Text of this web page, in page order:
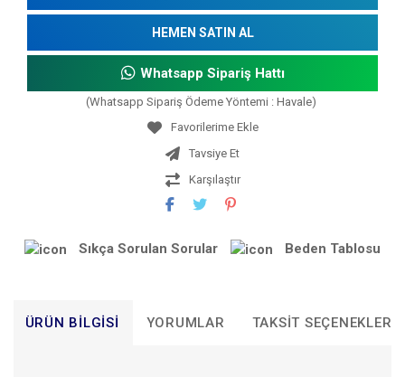
HEMEN SATIN AL
Whatsapp Sipariş Hattı
(Whatsapp Sipariş Ödeme Yöntemi : Havale)
Tavsiye Et
Karşılaştır
Sıkça Sorulan Sorular Beden Tablosu
ÜRÜN BILGISI YORUMLAR TAKSIT SEÇENEKLERI